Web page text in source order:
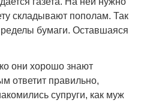
складывают пополам. Так
бумаги. Оставшаяся
они хорошо знают
ответит правильно,
супруги, как муж